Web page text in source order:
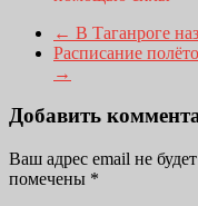
← В Таганроге
Расписание
→
Добавить
Ваш адрес email не
помечены *